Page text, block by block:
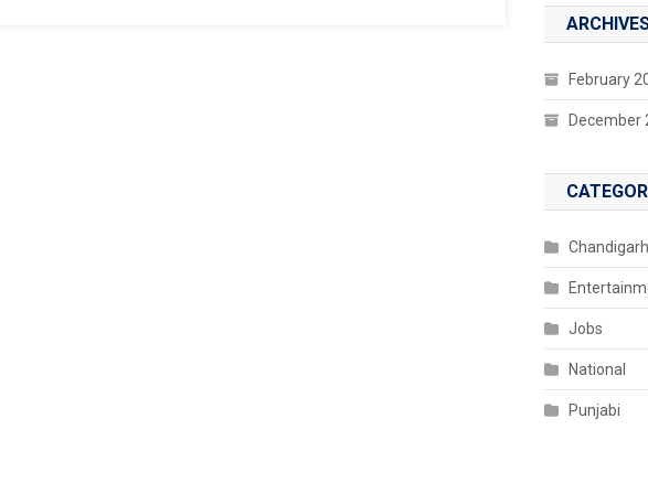
February
December
Chandigarh
Jobs
National
Punjabi